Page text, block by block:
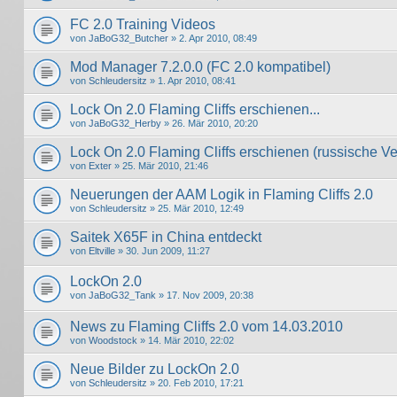
FC 2.0 Training Videos
von JaBoG32_Butcher » 2. Apr 2010, 08:49
Mod Manager 7.2.0.0 (FC 2.0 kompatibel)
von Schleudersitz » 1. Apr 2010, 08:41
Lock On 2.0 Flaming Cliffs erschienen...
von JaBoG32_Herby » 26. Mär 2010, 20:20
Lock On 2.0 Flaming Cliffs erschienen (russische
von Exter » 25. Mär 2010, 21:46
Neuerungen der AAM Logik in Flaming Cliffs 2.0
von Schleudersitz » 25. Mär 2010, 12:49
Saitek X65F in China entdeckt
von Eltville » 30. Jun 2009, 11:27
LockOn 2.0
von JaBoG32_Tank » 17. Nov 2009, 20:38
News zu Flaming Cliffs 2.0 vom 14.03.2010
von Woodstock » 14. Mär 2010, 22:02
Neue Bilder zu LockOn 2.0
von Schleudersitz » 20. Feb 2010, 17:21